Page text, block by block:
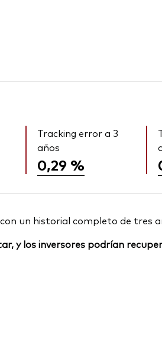
Tracking error a 3
años
0,29 %
un historial completo de tres
y los inversores podrían